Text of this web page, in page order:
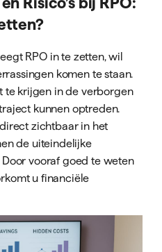
RPO in te zetten, wil
komen te staan.
te krijgen in de verborgen
kunnen optreden.
zichtbaar in het
de uiteindelijke
vooraf goed te weten
u financiële